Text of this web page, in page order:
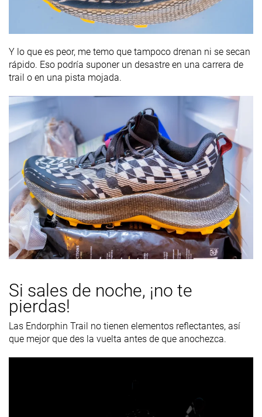
Y lo que es peor, me temo que tampoco drenan ni se secan
rápido. Eso podría suponer un desastre en una carrera de
trail o en una pista mojada.
Si sales de noche, ¡no te
pierdas!
Las Endorphin Trail no tienen elementos reflectantes, así
que mejor que des la vuelta antes de que anochezca.